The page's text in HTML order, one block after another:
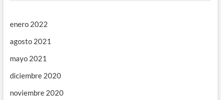
enero 2022
agosto 2021
mayo 2021
diciembre 2020
noviembre 2020